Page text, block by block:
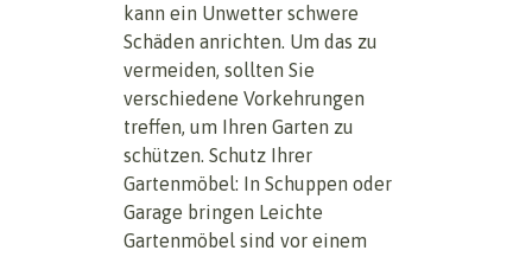
kann ein Unwetter schwere
Schäden anrichten. Um das zu
vermeiden, sollten Sie
verschiedene Vorkehrungen
treffen, um Ihren Garten zu
schützen. Schutz Ihrer
Gartenmöbel: In Schuppen oder
Garage bringen Leichte
Gartenmöbel sind vor einem